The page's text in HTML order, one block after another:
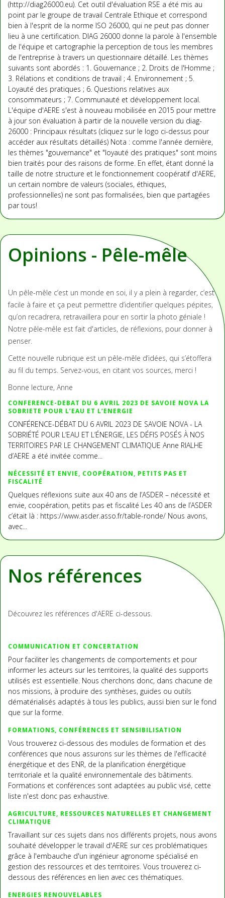
(http://diag26000.eu). Cet outil d'évaluation RSE a été mis au
point par le groupe de travail Centrale Ethique et correspond
bien à l'esprit de la norme ISO 26000, qui ne peut pas donner
lieu à une certification. DIAG 26000 donne la parole à l'ensemble
de l'équipe et cartographie la perception de tous les membres
de l'entreprise à travers un questionnaire détaillé. Les thèmes
suivants sont abordés : 1. Gouvernance ; 2. Droits de l'Homme ;
3. Rélations et conditions de travail ; 4. Environnement ; 5.
Loyauté des pratiques ; 6. Questions relatives aux
consommateurs ; 7. Communauté et développement local.
L'équipe d'AERE s'est à nouveau mobilisée en 2015 pour mettre
à jour son évaluation à partir de la nouvelle version du diag-
26000 : Principaux résultats (cliquez sur le logo ci-dessus pour
accéder aux résultats détaillés) Nota : comme l'année dernière,
les thèmes "gouvernance" et "loyauté des pratiques" sont moins
bien traités pour des raisons de forme. En effet, étant donné la
taille de notre structure et le fonctionnement coopératif d'AERE,
un certain nombre de valeurs (sociales, éthiques,
professionnelles) ne sont pas formalisées, bien que partagées
par tous!
Opinions - Pêle-mêle
Un pêle-mêle c’est un monde en soi, il y a plein à regarder, c’est
facile à faire et ça peut permettre d’identifier quelques pépites,
qu’on recadrera, retravaillera pour en sortir la photo géniale !
Notre pêle-mêle est fait d'articles, de réflexions, pour donner à
penser.
Cette nouvelle rubrique est un pêle-mêle d’idées, qui s’étoffera
au fil du temps. Servez-vous, en citant vos sources, merci !
Bonne lecture, Anne
CONFERENCE-DEBAT DU 6 AVRIL 2023 DE SAVOIE NOVA LA
SOBRIETE POUR L’EAU ET L’ENERGIE
CONFÉRENCE-DÉBAT DU 6 AVRIL 2023 DE SAVOIE NOVA - LA
SOBRIÉTÉ POUR L’EAU ET L’ÉNERGIE, LES DÉFIS POSÉS À NOS
TERRITOIRES PAR LE CHANGEMENT CLIMATIQUE Anne RIALHE
d’AERE a été invitée comme...
NÉCESSITÉ ET ENVIE, COOPÉRATION, PETITS PAS ET
FISCALITÉ
Quelques réflexions suite aux 40 ans de l’ASDER – nécessité et
envie, coopération, petits pas et fiscalité Les 40 ans de l’ASDER
c’était là : https://www.asder.asso.fr/table-ronde/ Nous avons,
avec...
Nos références
Découvrez les références d'AERE ci-dessous.
COMMUNICATION ET CONCERTATION
Pour faciliter les changements de comportements et pour
informer les acteurs sur les territoires, la qualité des supports
utilisés est essentielle. Nous cherchons donc, dans chacune de
nos missions, à produire des synthèses, guides ou outils
dématérialisés adaptés à tous les publics, aussi bien sur le fond
que sur la forme.
FORMATIONS, CONFÉRENCES ET SENSIBILISATION
Vous trouverez ci-dessous des modules de formation et des
conférences que nous assurons sur les thèmes de l'efficacité
énergétique et des ENR, de la planification énergétique
territoriale et la qualité environnementale des bâtiments.
Formations et conférences sont adaptées au public visé, cette
liste n'est donc pas exhaustive.
AGRICULTURE, RESSOURCES NATURELLES ET CHANGEMENT
CLIMATIQUE
Travaillant sur ces sujets dans nos différents projets, nous avons
souhaité développer le travail d'AERE sur ces problématiques
grâce à l'embauche d'un ingénieur agronome spécialisé en
gestion des ressources et des territoires. Vous trouverez ci-
dessous des références en lien avec ces thématiques.
ENERGIES RENOUVELABLES